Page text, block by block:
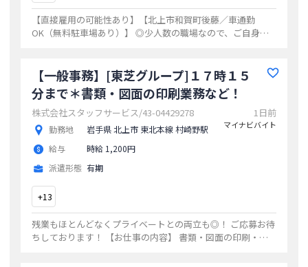
【直接雇用の可能性あり】【北上市和賀町後藤／車通勤
OK（無料駐車場あり）】 ◎少人数の職場なので、ご自身で
【一般事務】[東芝グループ]１７時１５
分まで＊書類・図面の印刷業務など！
株式会社スタッフサービス/43-04429278
勤務地
岩手県 北上市 東北本線 村崎野駅
給与
時給 1,200円
派遣形態 有期
1日前
マイナビバイト
+13
残業もほとんどなくプライベートとの両立も◎！ ご応募お待
ちしております！ 【お仕事の内容】 書類・図面の印刷・コ